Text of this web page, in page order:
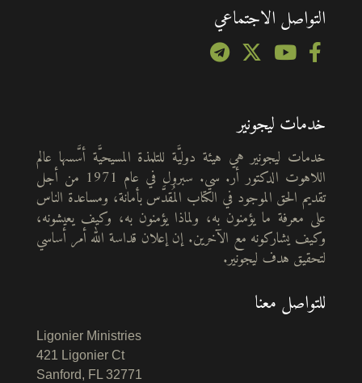
التواصل الاجتماعي
خدمات ليجونير
خدمات ليجونير هي هيئة دوليَّة للتلمذة المسيحيَّة أسَّسها عالم
اللاهوت الدكتور أر. سي. سبرول في عام 1971 من أجل
تقديم الحق الموجود في الكتاب المُقدَّس بأمانة، ومساعدة الناس
على معرفة ما يؤمنون به، ولماذا يؤمنون به، وكيف يعيشونه،
وكيف يشاركونه مع الآخرين. إن إعلان قداسة الله أمر أساسي
لتحقيق هدف ليجونير.
للتواصل معنا
Ligonier Ministries
421 Ligonier Ct
Sanford, FL 32771